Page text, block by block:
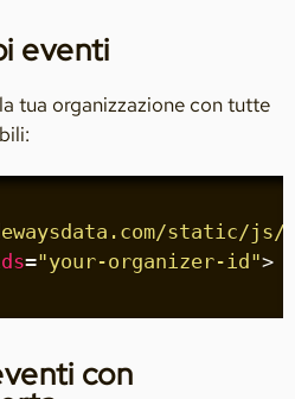
eventi
tua organizzazione con tutte
static/js/
="your-organizer-id">
con